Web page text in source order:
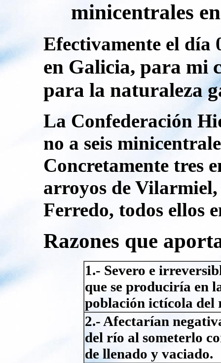
minicentrales
Efectivamente el día
en Galicia, para mi
para la naturaleza
La Confederación
no a seis
Concretamente tres
arroyos de
Ferredo, todos ellos
Razones que
1.- Severo e
que se produciría en
población ictícola del
2.- Afectarían
del río al someterlo
de llenado y vaciado.